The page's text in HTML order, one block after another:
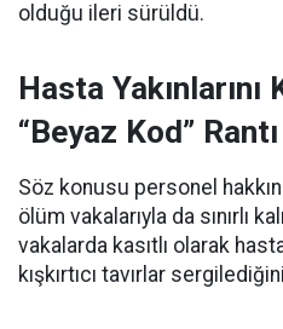
olduğu ileri sürüldü.
Hasta Yakınlarını
“Beyaz Kod”
Söz konusu personel
ölüm vakalarıyla da sınırlı
vakalarda kasıtlı olarak
kışkırtıcı tavırlar